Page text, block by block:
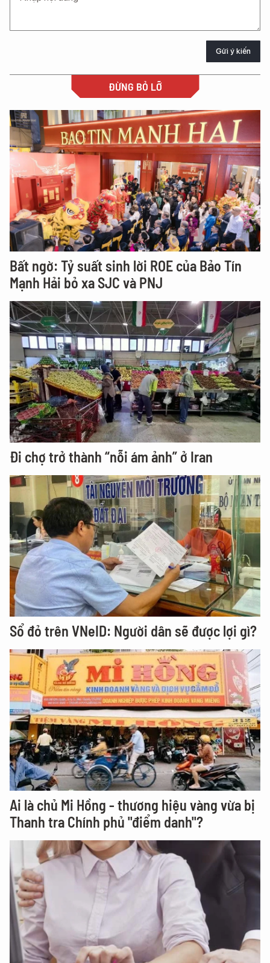
Gửi ý kiến
ĐỪNG BỎ LỠ
Bất ngờ: Tỷ suất sinh lời ROE của Bảo Tín
Mạnh Hải bỏ xa SJC và PNJ
Đi chợ trở thành “nỗi ám ảnh” ở Iran
Sổ đỏ trên VNeID: Người dân sẽ được lợi gì?
Ai là chủ Mi Hồng - thương hiệu vàng vừa bị
Thanh tra Chính phủ "điểm danh"?